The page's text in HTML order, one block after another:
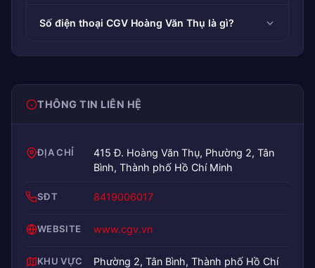
Số điện thoại CGV Hoàng Văn Thụ là gì?
THÔNG TIN LIÊN HỆ
ĐỊA CHỈ
415 Đ. Hoàng Văn Thụ, Phường 2, Tân
Bình, Thành phố Hồ Chí Minh
SĐT 8419006017
WEBSITE www.cgv.vn
KHU VỰC
Phường 2, Tân Bình, Thành phố Hồ Chí